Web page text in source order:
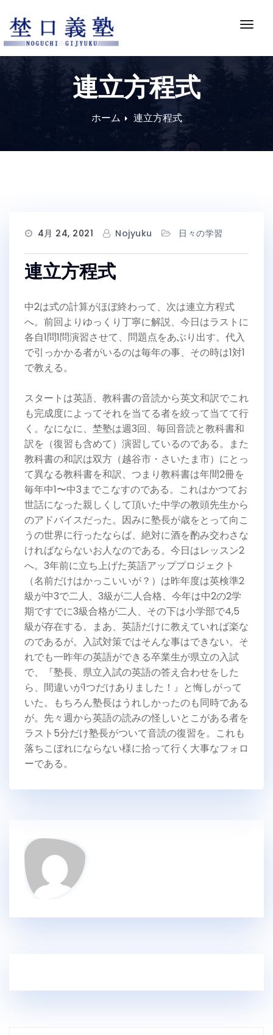
content
ナ
ゲ
り
連立方程式
ホーム 連立方程式
4月 24, 2021 Nojyuku 日々の学習
連立方程式
中2は式の計算がほぼ終わって、次は連立方程式
へ。前回よりゆっくり丁寧に解説、今日はラストに
各自1問1問演習させて、問題点をあぶり出す。代入
で引っかかる者がいるのは毎年の事、その時は1対1
で教える。
スタートは英語、教科書の音読から英文和訳でこれ
も完成度によってそれを当てる者を絞って当てて行
く。なになに、埜塾は週3回、毎回音読と教科書和
訳を（復習も含めて）演習しているのである。また
教科書の和訳は双方（越谷市・さいたま市）にとっ
て異なる教科書を和訳、つまり教科書は年間2冊を
毎年中1〜中3までこなすのである。これはかつてお
世話になった親しくして頂いた中学の教頭先生から
のアドバイスだった。因みに塾長が歳をとって向こ
うの世界に行ったならば、絶対に酒を酌み交わさな
ければならないお人なのである。今日はレッスン2
へ。3年前に立ち上げた英語アッププロジェクト
（名前だけはかっこいいが？）は昨年度は英検準2
級が中3で二人、3級が二人合格、今年は中2の2学
期ですでに3級合格が二人、その下は小学部で4,5
級が存在する。まあ、英語だけに教えていれば楽な
のであるが。入試対策ではそんな事はできない。そ
れでも一昨年の英語ができる卒業生が県立の入試
で、『塾長、県立入試の英語の答え合わせをした
ら、間違いが1つだけありました！』と悔しがって
いた。もちろん塾長はうれしかったのも同時である
が。先々週から英語の読みの怪しいとこがある者を
ラスト5分だけ塾長がついて音読の復習を。これも
落ちこぼれにならない様に拾って行く大事なフォロ
ーである。